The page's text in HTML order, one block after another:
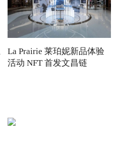
La Prairie 莱珀妮新品体验
活动 NFT 首发文昌链